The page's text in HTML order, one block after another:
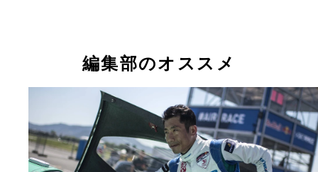
編集部のオススメ